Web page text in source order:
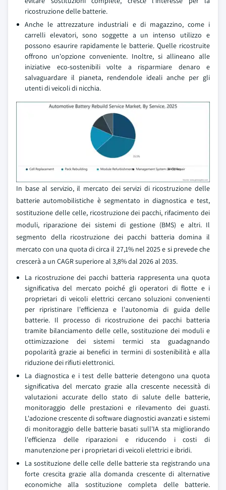
ricostruzione delle batterie.
Anche le attrezzature industriali e di magazzino, come i
carrelli elevatori, sono soggette a un intenso utilizzo e
possono esaurire rapidamente le batterie. Quelle ricostruite
offrono un'opzione conveniente. Inoltre, si allineano alle
iniziative eco-sostenibili volte a risparmiare denaro e
salvaguardare il pianeta, rendendole ideali anche per gli
utenti di veicoli di nicchia.
In base al servizio, il mercato dei servizi di ricostruzione delle
batterie automobilistiche è segmentato in diagnostica e test,
sostituzione delle celle, ricostruzione dei pacchi, rifacimento dei
moduli, riparazione dei sistemi di gestione (BMS) e altri. Il
segmento della ricostruzione dei pacchi batteria domina il
mercato con una quota di circa il 27,1% nel 2025 e si prevede che
crescerà a un CAGR superiore al 3,8% dal 2026 al 2035.
La ricostruzione dei pacchi batteria rappresenta una quota
significativa del mercato poiché gli operatori di flotte e i
proprietari di veicoli elettrici cercano soluzioni convenienti
per ripristinare l'efficienza e l'autonomia di guida delle
batterie. Il processo di ricostruzione dei pacchi batteria
tramite bilanciamento delle celle, sostituzione dei moduli e
ottimizzazione dei sistemi termici sta guadagnando
popolarità grazie ai benefici in termini di sostenibilità e alla
riduzione dei rifiuti elettronici.
La diagnostica e i test delle batterie detengono una quota
significativa del mercato grazie alla crescente necessità di
valutazioni accurate dello stato di salute delle batterie,
monitoraggio delle prestazioni e rilevamento dei guasti.
L'adozione crescente di software diagnostici avanzati e sistemi
di monitoraggio delle batterie basati sull'IA sta migliorando
l'efficienza delle riparazioni e riducendo i costi di
manutenzione per i proprietari di veicoli elettrici e ibridi.
La sostituzione delle celle delle batterie sta registrando una
forte crescita grazie alla domanda crescente di alternative
economiche alla sostituzione completa delle batterie.